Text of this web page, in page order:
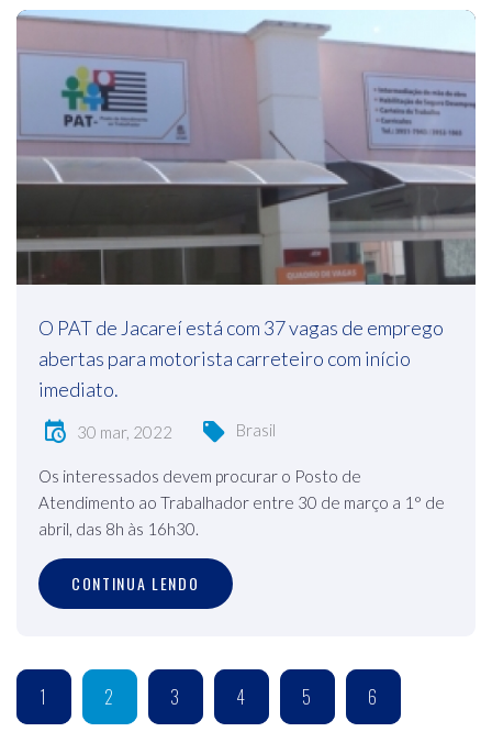
O PAT de Jacareí está com 37 vagas de emprego
abertas para motorista carreteiro com início
imediato.
30 mar, 2022 Brasil
Os interessados devem procurar o Posto de
Atendimento ao Trabalhador entre 30 de março a 1° de
abril, das 8h às 16h30.
CONTINUA LENDO
1 2 3 4 5 6